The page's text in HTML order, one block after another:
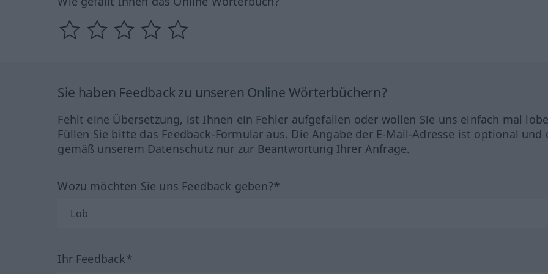
Sie haben Feedback zu unseren Online Wörterbüchern?
Fehlt eine Übersetzung, ist Ihnen ein Fehler aufgefallen oder wollen Sie uns einfach mal
Füllen Sie bitte das Feedback-Formular aus. Die Angabe der E-Mail-Adresse ist optional und
gemäß unserem Datenschutz nur zur Beantwortung Ihrer Anfrage.
Wozu möchten Sie uns Feedback geben?*
Ihr Feedback*